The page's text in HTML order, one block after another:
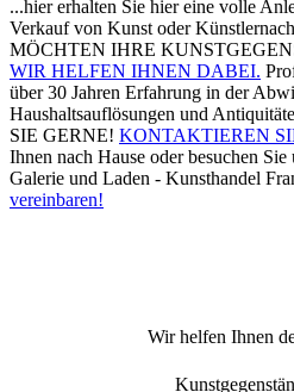
...hier erhalten Sie hier eine volle
Verkauf von Kunst oder
MÖCHTEN IHRE
WIR HELFEN IHNEN DABEI.
über 30 Jahren Erfahrung in der
Haushaltsauflösungen und
SIE GERNE! KONTAKTIEREN
Ihnen nach Hause oder besuchen
Galerie und Laden - Kunsthandel
vereinbaren!
Wir helfen Ihnen